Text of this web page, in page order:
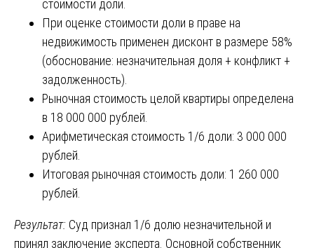
стоимости доли.
При оценке стоимости доли в праве на
недвижимость применен дисконт в размере 58%
(обоснование: незначительная доля + конфликт +
задолженность).
Рыночная стоимость целой квартиры определена
в 18 000 000 рублей.
Арифметическая стоимость 1/6 доли: 3 000 000
рублей.
Итоговая рыночная стоимость доли: 1 260 000
рублей.
Результат: Суд признал 1/6 долю незначительной и
принял заключение эксперта. Основной собственник